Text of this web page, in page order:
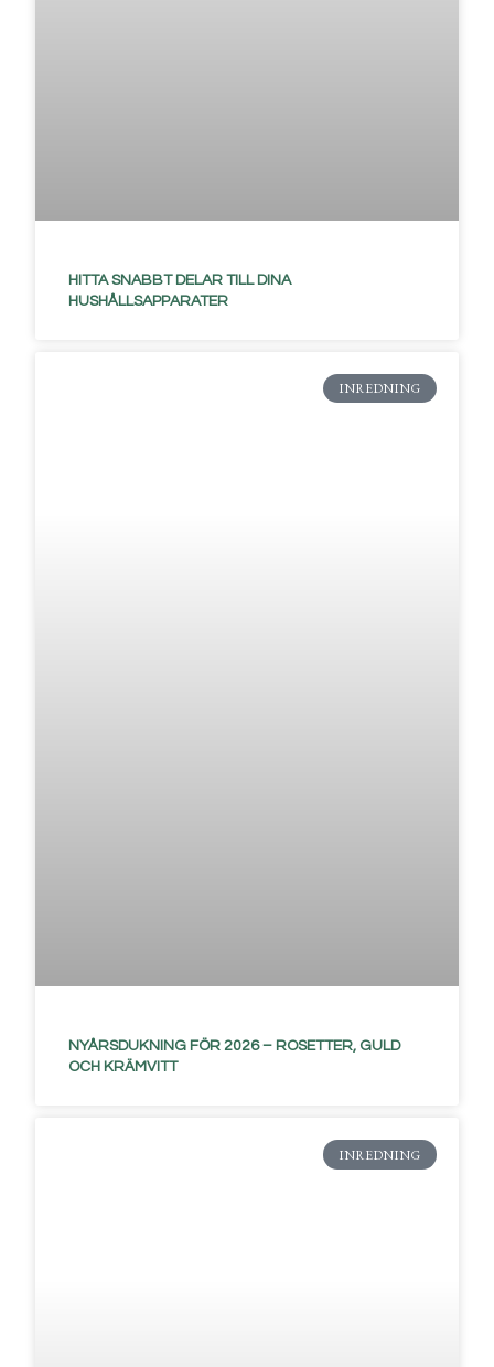
HITTA SNABBT DELAR TILL DINA
HUSHÅLLSAPPARATER
INREDNING
NYÅRSDUKNING FÖR 2026 – ROSETTER, GULD
OCH KRÄMVITT
INREDNING